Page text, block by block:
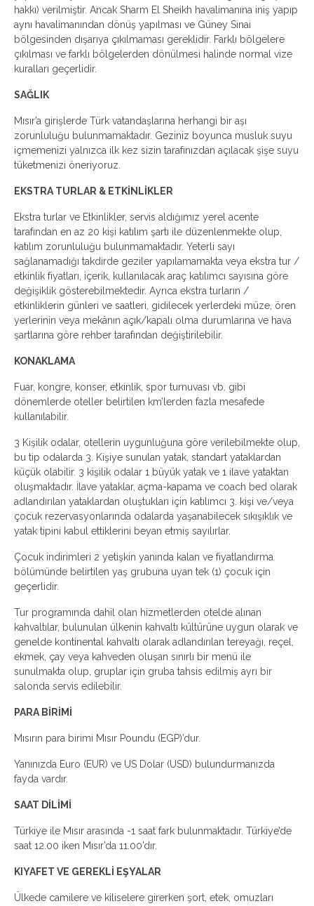
hakkı) verilmiştir. Ancak Sharm El Sheikh havalimanına iniş yapıp
aynı havalimanından dönüş yapılması ve Güney Sinai
bölgesinden dışarıya çıkılmaması gereklidir. Farklı bölgelere
çıkılması ve farklı bölgelerden dönülmesi halinde normal vize
kuralları geçerlidir.
SAĞLIK
Mısır’a girişlerde Türk vatandaşlarına herhangi bir aşı
zorunluluğu bulunmamaktadır. Geziniz boyunca musluk suyu
içmemenizi yalnızca ilk kez sizin tarafınızdan açılacak şişe suyu
tüketmenizi öneriyoruz.
EKSTRA TURLAR & ETKİNLİKLER
Ekstra turlar ve Etkinlikler, servis aldığımız yerel acente
tarafından en az 20 kişi katılım şartı ile düzenlenmekte olup,
katılım zorunluluğu bulunmamaktadır. Yeterli sayı
sağlanamadığı takdirde geziler yapılamamakta veya ekstra tur /
etkinlik fiyatları, içerik, kullanılacak araç katılımcı sayısına göre
değişiklik gösterebilmektedir. Ayrıca ekstra turların /
etkinliklerin günleri ve saatleri, gidilecek yerlerdeki müze, ören
yerlerinin veya mekânın açık/kapalı olma durumlarına ve hava
şartlarına göre rehber tarafından değiştirilebilir.
KONAKLAMA
Fuar, kongre, konser, etkinlik, spor turnuvası vb. gibi
dönemlerde oteller belirtilen km’lerden fazla mesafede
kullanılabilir.
3 Kişilik odalar, otellerin uygunluğuna göre verilebilmekte olup,
bu tip odalarda 3. Kişiye sunulan yatak, standart yataklardan
küçük olabilir. 3 kişilik odalar 1 büyük yatak ve 1 ilave yataktan
oluşmaktadır. İlave yataklar, açma-kapama ve coach bed olarak
adlandırılan yataklardan oluştukları için katılımcı 3. kişi ve/veya
çocuk rezervasyonlarında odalarda yaşanabilecek sıkışıklık ve
yatak tipini kabul ettiklerini beyan etmiş sayılırlar.
Çocuk indirimleri 2 yetişkin yanında kalan ve fiyatlandırma
bölümünde belirtilen yaş grubuna uyan tek (1) çocuk için
geçerlidir.
Tur programında dahil olan hizmetlerden otelde alınan
kahvaltılar, bulunulan ülkenin kahvaltı kültürüne uygun olarak ve
genelde kontinental kahvaltı olarak adlandırılan tereyağı, reçel,
ekmek, çay veya kahveden oluşan sınırlı bir menü ile
sunulmakta olup, gruplar için gruba tahsis edilmiş ayrı bir
salonda servis edilebilir.
PARA BİRİMİ
Mısırın para birimi Mısır Poundu (EGP)’dur.
Yanınızda Euro (EUR) ve US Dolar (USD) bulundurmanızda
fayda vardır.
SAAT DİLİMİ
Türkiye ile Mısır arasında -1 saat fark bulunmaktadır. Türkiye’de
saat 12.00 iken Mısır’da 11.00’dır.
KIYAFET VE GEREKLİ EŞYALAR
Ülkede camilere ve kiliselere girerken şort, etek, omuzları